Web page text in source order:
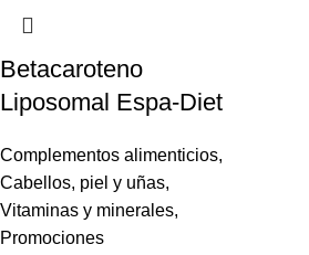
Betacaroteno
Liposomal Espa-Diet
Complementos alimenticios,
Cabellos, piel y uñas,
Vitaminas y minerales,
Promociones